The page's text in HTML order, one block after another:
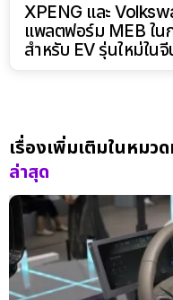
XPENG และ
แพลตฟอร์ม MEB ใ
สำหรับ EV รุ่นใหม่ในจี
เรื่องเพิ่มเติมในหมว
ล่าสุด